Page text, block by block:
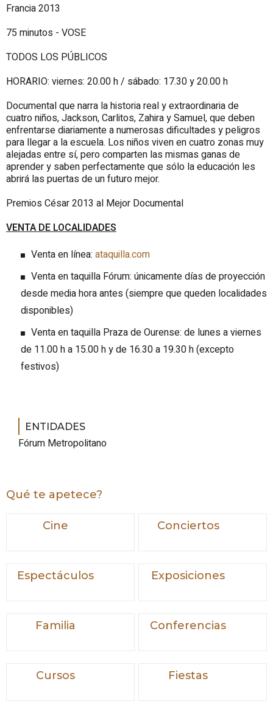
Francia 2013
75 minutos - VOSE
TODOS LOS PÚBLICOS
HORARIO: viernes: 20.00 h / sábado: 17.30 y 20.00 h
Documental que narra la historia real y extraordinaria de
cuatro niños, Jackson, Carlitos, Zahira y Samuel, que deben
enfrentarse diariamente a numerosas dificultades y peligros
para llegar a la escuela. Los niños viven en cuatro zonas muy
alejadas entre sí, pero comparten las mismas ganas de
aprender y saben perfectamente que sólo la educación les
abrirá las puertas de un futuro mejor.
Premios César 2013 al Mejor Documental
VENTA DE LOCALIDADES
Venta en línea: ataquilla.com
Venta en taquilla Fórum: únicamente días de proyección
desde media hora antes (siempre que queden localidades
disponibles)
Venta en taquilla Praza de Ourense: de lunes a viernes
de 11.00 h a 15.00 h y de 16.30 a 19.30 h (excepto
festivos)
ENTIDADES
Fórum Metropolitano
Qué te apetece?
Cine Conciertos
Espectáculos Exposiciones
Familia Conferencias
Cursos Fiestas